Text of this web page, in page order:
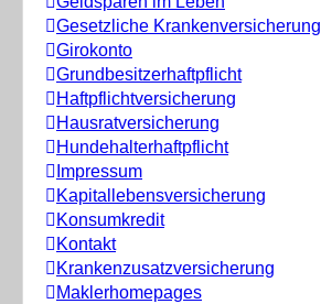
Gesetzliche Krankenversicherung
Girokonto
Grundbesitzerhaftpflicht
Haftpflichtversicherung
Hausratversicherung
Hundehalterhaftpflicht
Impressum
Kapitallebensversicherung
Konsumkredit
Kontakt
Krankenzusatzversicherung
Maklerhomepages